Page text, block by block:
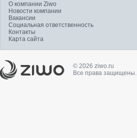
О компании Ziwo
Новости компании
Вакансии
Социальная ответственность
Контакты
Карта сайта
© 2026 ziwo.ru
Все права защищены.